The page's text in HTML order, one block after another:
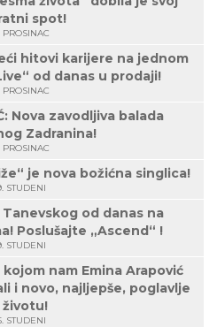
spot!
PROSINAC
hitovi karijere na jednom
od danas u prodaji!
PROSINAC
Nova zavodljiva balada
Zadranina!
PROSINAC
je nova božićna singlica!
STUDENI
Tanevskog od danas na
Poslušajte „Ascend“ !
STUDENI
nam Emina Arapović
i novo, najljepše, poglavlje
životu!
STUDENI